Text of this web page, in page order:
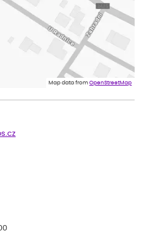
zabalené, celková spokojenost.
stromky v pěkném stavu. Jediné, co
nedostupného zboží před
Map data fromOpenStreetMap